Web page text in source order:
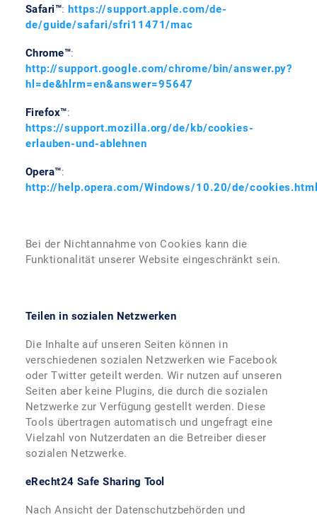
Safari™:https://support.apple.com/de-
de/guide/safari/sfri11471/mac
Chrome™:
http://support.google.com/chrome/bin/answer.py?
hl=de&hlrm=en&answer=95647
Firefox™:
https://support.mozilla.org/de/kb/cookies-
erlauben-und-ablehnen
Opera™:
http://help.opera.com/Windows/10.20/de/
Bei der Nichtannahme von Cookies kann die
Funktionalität unserer Website eingeschränkt sein.
Teilen in sozialen Netzwerken
Die Inhalte auf unseren Seiten können in
verschiedenen sozialen Netzwerken wie Facebook
oder Twitter geteilt werden. Wir nutzen auf unseren
Seiten aber keine Plugins, die durch die sozialen
Netzwerke zur Verfügung gestellt werden. Diese
Tools übertragen automatisch und ungefragt eine
Vielzahl von Nutzerdaten an die Betreiber dieser
sozialen Netzwerke.
eRecht24 Safe Sharing Tool
Nach Ansicht der Datenschutzbehörden und